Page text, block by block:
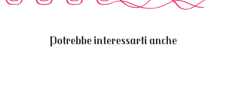
Potrebbe interessarti anche